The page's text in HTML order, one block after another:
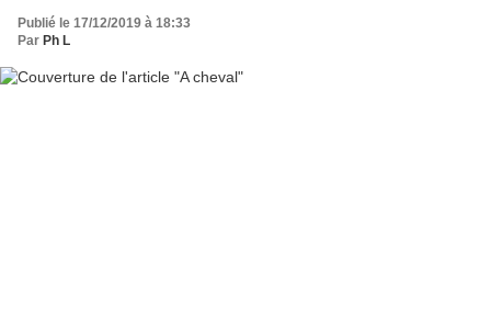
Publié le 17/12/2019 à 18:33
Par Ph L